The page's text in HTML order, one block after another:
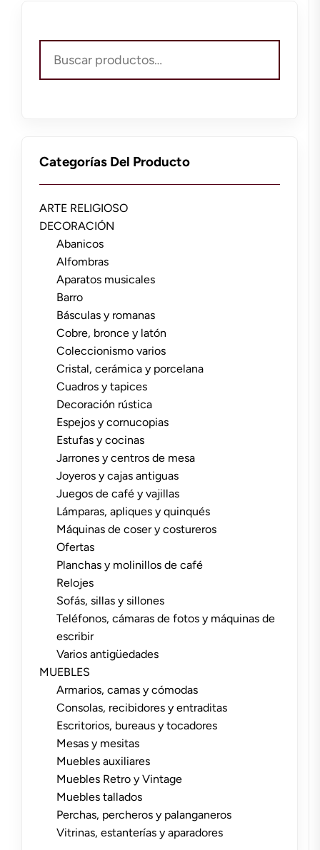
por:
Categorías Del Producto
ARTE RELIGIOSO
DECORACIÓN
Abanicos
Alfombras
Aparatos musicales
Barro
Básculas y romanas
Cobre, bronce y latón
Coleccionismo varios
Cristal, cerámica y porcelana
Cuadros y tapices
Decoración rústica
Espejos y cornucopias
Estufas y cocinas
Jarrones y centros de mesa
Joyeros y cajas antiguas
Juegos de café y vajillas
Lámparas, apliques y quinqués
Máquinas de coser y costureros
Ofertas
Planchas y molinillos de café
Relojes
Sofás, sillas y sillones
Teléfonos, cámaras de fotos y máquinas de
escribir
Varios antigüedades
MUEBLES
Armarios, camas y cómodas
Consolas, recibidores y entraditas
Escritorios, bureaus y tocadores
Mesas y mesitas
Muebles auxiliares
Muebles Retro y Vintage
Muebles tallados
Perchas, percheros y palanganeros
Vitrinas, estanterías y aparadores